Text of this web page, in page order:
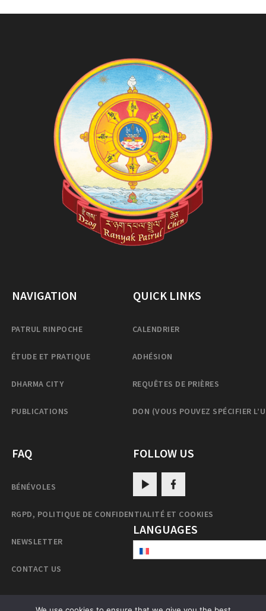
NAVIGATION
PATRUL RINPOCHE
ÉTUDE ET PRATIQUE
DHARMA CITY
PUBLICATIONS
QUICK LINKS
CALENDRIER
ADHÉSION
REQUÊTES DE PRIÈRES
DON (VOUS POUVEZ SPÉCIFIER
FAQ
BÉNÉVOLES
RGPD, POLITIQUE DE CONFIDENTIALITÉ ET COOKIES
NEWSLETTER
CONTACT US
FOLLOW US
LANGUAGES